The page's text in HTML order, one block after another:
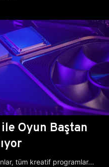
Oyun Baştan
tüm kreatif programlar...